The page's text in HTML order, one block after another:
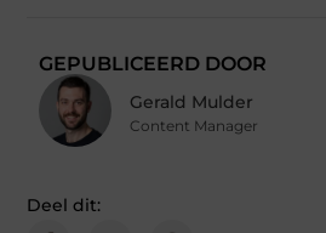
GEPUBLICEERD DOOR
Gerald Mulder
Content Manager
Deel dit: